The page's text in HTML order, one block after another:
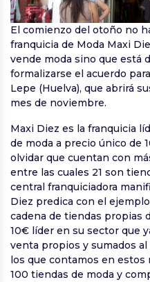
El comienzo del otoño no
franquicia de Moda Maxi
vende moda sino que está
formalizarse el acuerdo
Lepe (Huelva), que abrirá
mes de noviembre.
Maxi Diez es la franquicia
de moda a precio único de
olvidar que cuentan con
entre las cuales 21 son
central franquiciadora
Diez predica con el
cadena de tiendas propias
10€ líder en su sector que
venta propios y sumados
los que contamos en estos
100 tiendas de moda y